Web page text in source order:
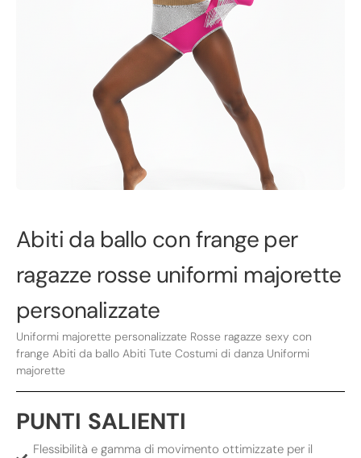
Abiti da ballo con frange per
ragazze rosse uniformi majorette
personalizzate
Uniformi majorette personalizzate Rosse ragazze sexy con
frange Abiti da ballo Abiti Tute Costumi di danza Uniformi
majorette
PUNTI SALIENTI
Flessibilità e gamma di movimento ottimizzate per il